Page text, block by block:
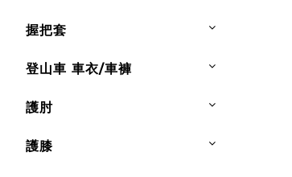
握把套
登山車 車衣/車褲
護肘
護膝